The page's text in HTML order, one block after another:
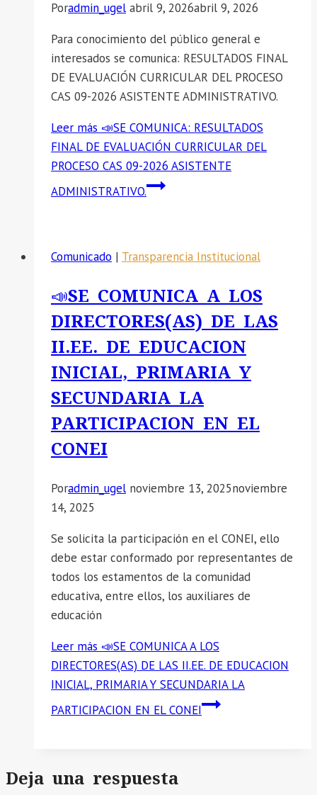
Poradmin_ugel abril 9, 2026abril 9, 2026
Para conocimiento del público general e
interesados se comunica: RESULTADOS FINAL
DE EVALUACIÓN CURRICULAR DEL PROCESO
CAS 09-2026 ASISTENTE ADMINISTRATIVO.
Leer más 📣SE COMUNICA: RESULTADOS
FINAL DE EVALUACIÓN CURRICULAR DEL
PROCESO CAS 09-2026 ASISTENTE
ADMINISTRATIVO.
Comunicado | Transparencia Institucional
📣SE COMUNICA A LOS
DIRECTORES(AS) DE LAS
II.EE. DE EDUCACION
INICIAL, PRIMARIA Y
SECUNDARIA LA
PARTICIPACION EN EL
CONEI
Poradmin_ugel noviembre 13, 2025noviembre
14, 2025
Se solicita la participación en el CONEI, ello
debe estar conformado por representantes de
todos los estamentos de la comunidad
educativa, entre ellos, los auxiliares de
educación
Leer más 📣SE COMUNICA A LOS
DIRECTORES(AS) DE LAS II.EE. DE EDUCACION
INICIAL, PRIMARIA Y SECUNDARIA LA
PARTICIPACION EN EL CONEI
Deja una respuesta